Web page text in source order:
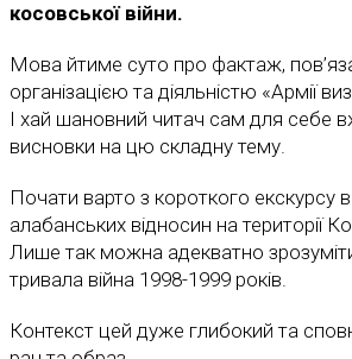
косовської війни.
Мова йтиме суто про фактаж,
організацією та діяльністю «Армії
І хай шановний читач сам для себе
висновки на цю складну тему.
Почати варто з короткого екскурсу
алабанських відносин на території
Лише так можна адекватно
тривала війна 1998-1999 років.
Контекст цей дуже глибокий та